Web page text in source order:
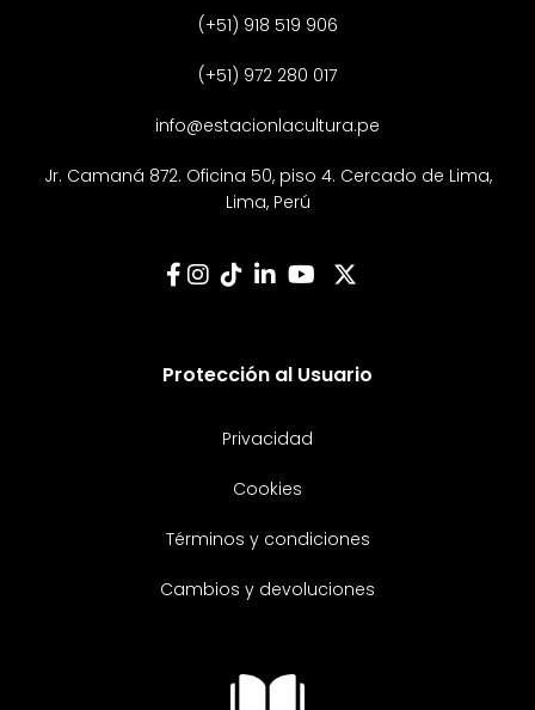
(+51) 918 519 906
(+51) 972 280 017
info@estacionlacultura.pe
Jr. Camaná 872. Oficina 50, piso 4. Cercado de Lima,
Lima, Perú
Protección al Usuario
Privacidad
Cookies
Términos y condiciones
Cambios y devoluciones